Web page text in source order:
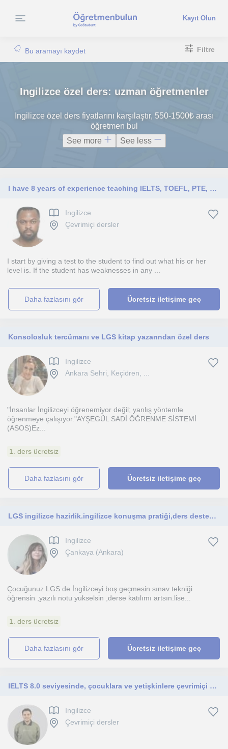
Kayıt Olun
Bu aramayı kaydet Filtre
Ingilizce özel ders: uzman öğretmenler
Ingilizce özel ders fiyatlarını karşılaştır, 550-1500₺ arası
öğretmen bul
See more
See less
I have 8 years of experience teaching IELTS, TOEFL, PTE, Pearsons, and many university proficiency exams.
Ingilizce
Çevrimiçi dersler
I start by giving a test to the student to find out what his or her
level is. If the student has weaknesses in any ...
daha fazlasını gör Ücretsiz iletişime geç
Konsolosluk tercümanı ve LGS kitap yazarından özel ders
Ingilizce
Ankara Sehri, Keçiören, ...
"İnsanlar İngilizceyi öğrenemiyor değil; yanlış yöntemle
öğrenmeye çalışıyor."AYŞEGÜL SADİ ÖĞRENME SİSTEMİ
(ASOS)Ez...
1. ders ücretsiz
daha fazlasını gör Ücretsiz iletişime geç
LGS ingilizce hazirlik.ingilizce konuşma pratiği,ders desteği ve yazililara hazirlik
Ingilizce
Çankaya (Ankara)
Çocuğunuz LGS de İngilizceyi boş geçmesin sınav tekniği
öğrensin ,yazılı notu yukselsin ,derse katılımı artsın.lise...
1. ders ücretsiz
daha fazlasını gör Ücretsiz iletişime geç
IELTS 8.0 seviyesinde, çocuklara ve yetişkinlere çevrimiçi özel İngilizce dersleri sunan, öğrenci odaklı ve sabırlı öğretmen.
Ingilizce
Çevrimiçi dersler